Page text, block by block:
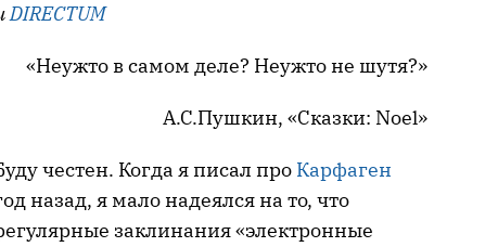
DIRECTUM
«Неужто в самом деле? Неужто не шутя?»
А.С.Пушкин, «Сказки: Noel»
честен. Когда я писал про Карфаген
назад, я мало надеялся на то, что
заклинания «электронные